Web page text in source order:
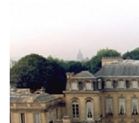
Quốc hội với cử tri
Xây dựng đảng
Đảng trong cuộc sống
Nhận diện sự thật